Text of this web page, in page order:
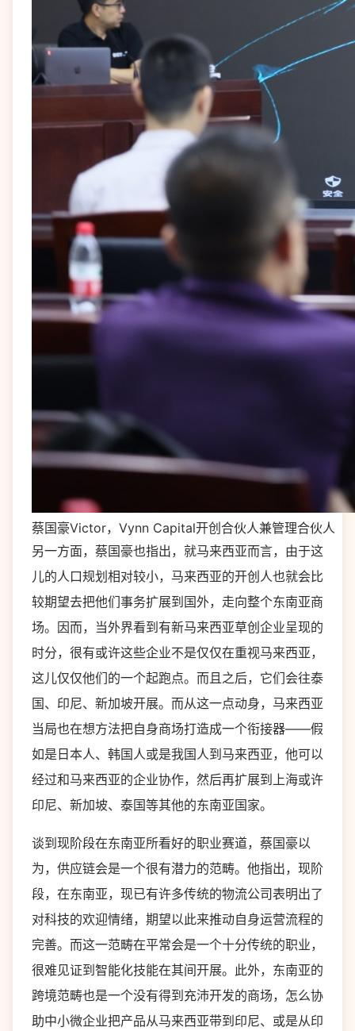
蔡国豪Victor，Vynn Capital开创合伙人兼管理合伙人
另一方面，蔡国豪也指出，就马来西亚而言，由于这
儿的人口规划相对较小，马来西亚的开创人也就会比
较期望去把他们事务扩展到国外，走向整个东南亚商
场。因而，当外界看到有新马来西亚草创企业呈现的
时分，很有或许这些企业不是仅仅在重视马来西亚，
这儿仅仅他们的一个起跑点。而且之后，它们会往泰
国、印尼、新加坡开展。而从这一点动身，马来西亚
当局也在想方法把自身商场打造成一个衔接器——假
如是日本人、韩国人或是我国人到马来西亚，他可以
经过和马来西亚的企业协作，然后再扩展到上海或许
印尼、新加坡、泰国等其他的东南亚国家。
谈到现阶段在东南亚所看好的职业赛道，蔡国豪以
为，供应链会是一个很有潜力的范畴。他指出，现阶
段，在东南亚，现已有许多传统的物流公司表明出了
对科技的欢迎情绪，期望以此来推动自身运营流程的
完善。而这一范畴在平常会是一个十分传统的职业，
很难见证到智能化技能在其间开展。此外，东南亚的
跨境范畴也是一个没有得到充沛开发的商场，怎么协
助中小微企业把产品从马来西亚带到印尼、或是从印